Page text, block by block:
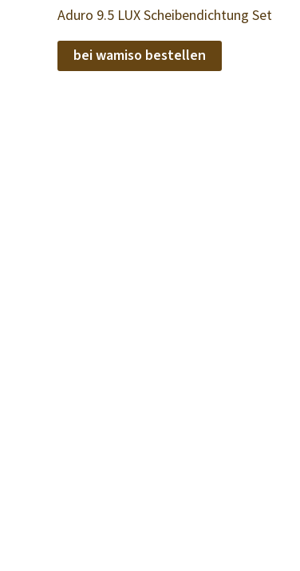
Aduro 9.5 LUX Scheibendichtung Set
bei wamiso bestellen